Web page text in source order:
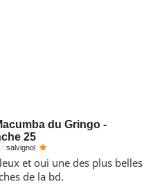
du Gringo -
25
: salvignol
et oui une des plus belles
de la bd.